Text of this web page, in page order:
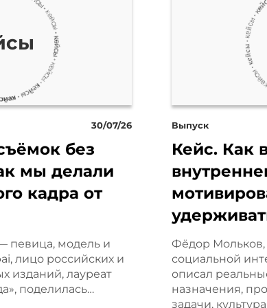
Представьте себе,
массе своей весят, вот
она весит порядка 130
красивый, мощный,
А теперь представьте, что
метра в длину. То есть у нас
увеличивается сильно
что все свои изделия мы
то это была бы,
и по весу, и по сложности,
30/07/26
без
мы делали
кадра от
певица, модель и
лицо российских и
изданий, лауреат
поделилась…
Выпуск
Кейс. Как
Фёдор Мольков,
социальной
описал
назначения,
задачи,